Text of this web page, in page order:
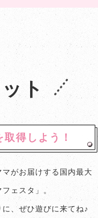
ト
得しよう！
がお届けする国内最大
ェスタ」。
、ぜひ遊びに来てね♪